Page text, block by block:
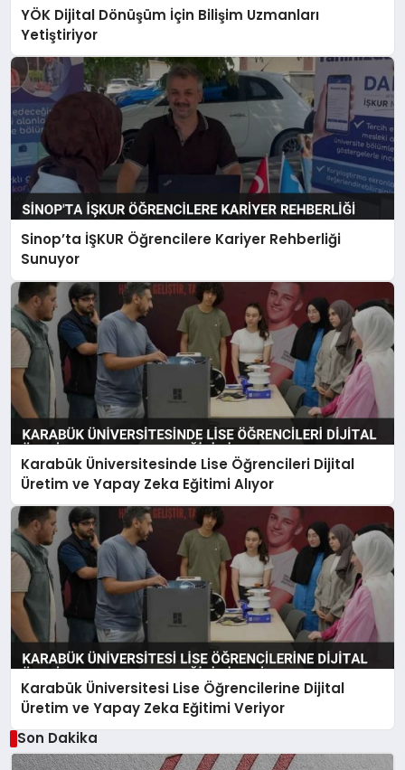
YÖK Dijital Dönüşüm İçin Bilişim Uzmanları
Yetiştiriyor
Sinop’ta İŞKUR Öğrencilere Kariyer Rehberliği
Sunuyor
Karabük Üniversitesinde Lise Öğrencileri Dijital
Üretim ve Yapay Zeka Eğitimi Alıyor
Karabük Üniversitesi Lise Öğrencilerine Dijital
Üretim ve Yapay Zeka Eğitimi Veriyor
Son Dakika